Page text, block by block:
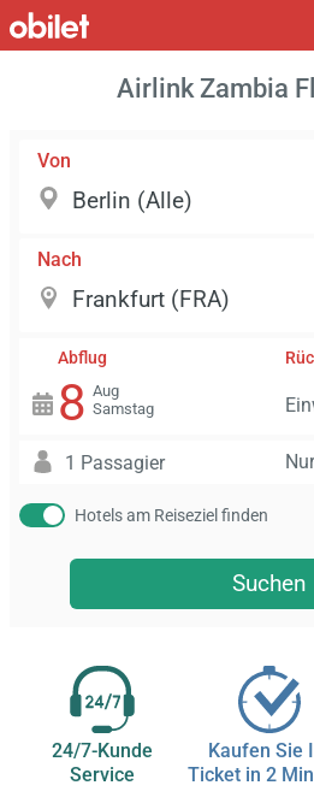
Airlink Zambia
Von
Nach
Abflug
8 Aug
Samstag
1 Passagier
Hotels am Reiseziel finden
Suchen
24/7-Kunde
Service
Kaufen Sie
Ticket in 2